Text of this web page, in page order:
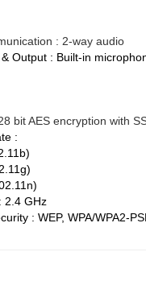
: 2-way audio
Output : Built-in
bit AES encryption with
:
2.4 GHz
: WEP, WPA/WPA2-